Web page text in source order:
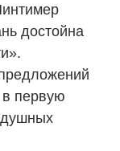
достойна
в первую